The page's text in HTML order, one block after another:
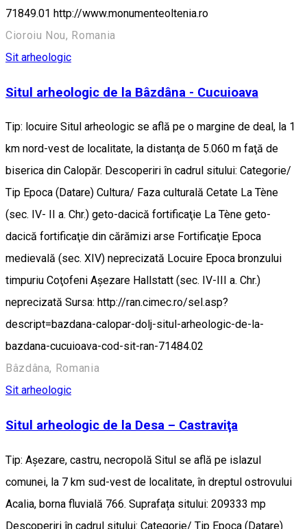
71849.01 http://www.monumenteoltenia.ro
Cioroiu Nou, Romania
Sit arheologic
Situl arheologic de la Bâzdâna - Cucuioava
Tip: locuire Situl arheologic se află pe o margine de deal, la 1
km nord-vest de localitate, la distanţa de 5.060 m faţă de
biserica din Calopăr. Descoperiri în cadrul sitului: Categorie/
Tip Epoca (Datare) Cultura/ Faza culturală Cetate La Tène
(sec. IV- II a. Chr.) geto-dacică fortificaţie La Tène geto-
dacică fortificaţie din cărămizi arse Fortificaţie Epoca
medievală (sec. XIV) neprecizată Locuire Epoca bronzului
timpuriu Coţofeni Aşezare Hallstatt (sec. IV-III a. Chr.)
neprecizată Sursa: http://ran.cimec.ro/sel.asp?
descript=bazdana-calopar-dolj-situl-arheologic-de-la-
bazdana-cucuioava-cod-sit-ran-71484.02
Bâzdâna, Romania
Sit arheologic
Situl arheologic de la Desa – Castraviţa
Tip: Aşezare, castru, necropolă Situl se află pe islazul
comunei, la 7 km sud-vest de localitate, în dreptul ostrovului
Acalia, borna fluvială 766. Suprafața sitului: 209333 mp
Descoperiri în cadrul sitului: Categorie/ Tip Epoca (Datare)